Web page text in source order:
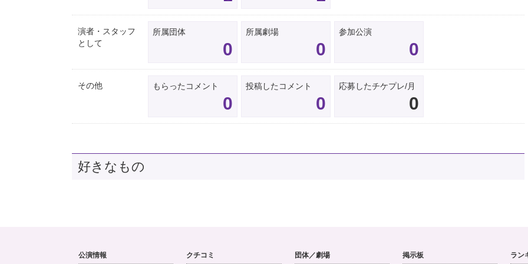
演者・スタッフ
として
所属団体
0
所属劇場
0
参加公演
0
その他 もらったコメント
0
投稿したコメント
0
応募したチケプレ/月
0
好きなもの
公演情報 クチコミ 団体／劇場 掲示板 ラン